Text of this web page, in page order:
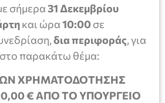
σήμερα31 Δεκεμβρίου
και ώρα10:00 σε
δια περιφοράς, για
παρακάτω θέμα:
ΧΡΗΜΑΤΟΔΟΤΗΣΗΣ
€ ΑΠΟ ΤΟ ΥΠΟΥΡΓΕΙΟ